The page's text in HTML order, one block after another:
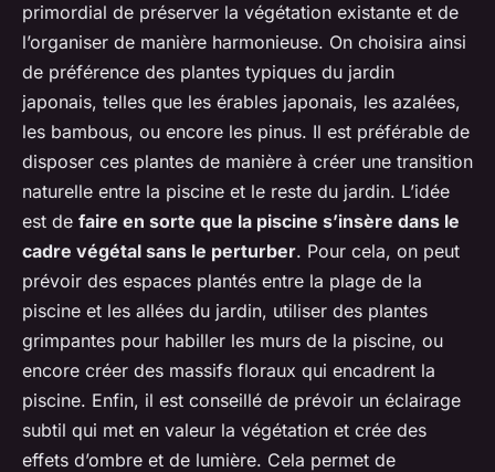
primordial de préserver la végétation existante et de
l’organiser de manière harmonieuse. On choisira ainsi
de préférence des plantes typiques du jardin
japonais, telles que les érables japonais, les azalées,
les bambous, ou encore les pinus. Il est préférable de
disposer ces plantes de manière à créer une transition
naturelle entre la piscine et le reste du jardin. L’idée
est de faire en sorte que la piscine s’insère dans le
cadre végétal sans le perturber. Pour cela, on peut
prévoir des espaces plantés entre la plage de la
piscine et les allées du jardin, utiliser des plantes
grimpantes pour habiller les murs de la piscine, ou
encore créer des massifs floraux qui encadrent la
piscine. Enfin, il est conseillé de prévoir un éclairage
subtil qui met en valeur la végétation et crée des
effets d’ombre et de lumière. Cela permet de